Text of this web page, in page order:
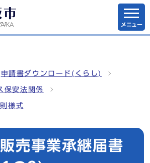
メニュー
申請書ダウンロード(くらし)
保安法関係
様式
売事業承継届書